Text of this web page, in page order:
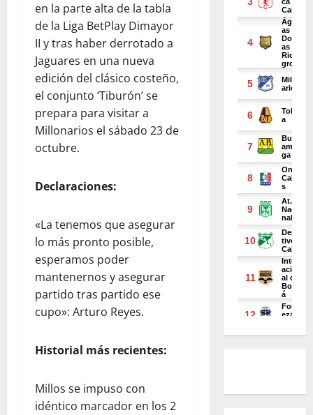
en la parte alta de la tabla
de la Liga BetPlay Dimayor
II y tras haber derrotado a
Jaguares en una nueva
edición del clásico costeño,
el conjunto ‘Tiburón’ se
prepara para visitar a
Millonarios el sábado 23 de
octubre.
Declaraciones:
«La tenemos que asegurar
lo más pronto posible,
esperamos poder
mantenernos y asegurar
partido tras partido ese
cupo»: Arturo Reyes.
Historial más recientes:
Millos se impuso con
idéntico marcador en los 2